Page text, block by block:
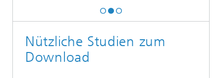
Nützliche Studien zum
Download